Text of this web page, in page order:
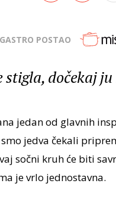
GASTRO POSTAO
stigla, dočekaj
jedan od glavnih
jedva čekali
sočni kruh će biti
je vrlo jednostavna.